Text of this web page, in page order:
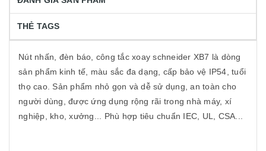
THẺ TAGS
Nút nhấn, đèn báo, công tắc xoay schneider XB7 là dòng
sản phẩm kinh tế, màu sắc đa dạng, cấp bảo vệ IP54, tuổi
thọ cao. Sản phẩm nhỏ gọn và dễ sử dụng, an toàn cho
người dùng, được ứng dụng rộng rãi trong nhà máy, xí
nghiệp, kho, xưởng... Phù hợp tiêu chuẩn IEC, UL, CSA...